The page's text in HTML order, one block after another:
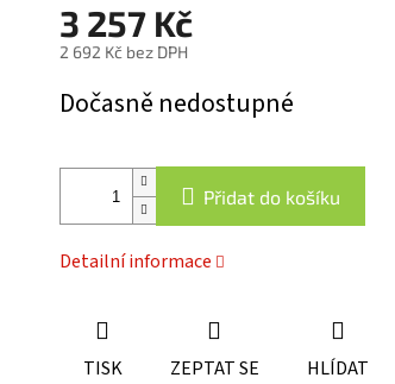
3 257 Kč
2 692 Kč bez DPH
Měrná
cena:
Dočasně nedostupné
Přidat do košíku
Detailní informace
TISK ZEPTAT SE HLÍDAT